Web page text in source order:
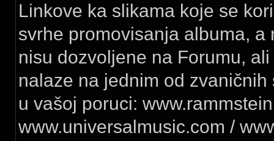
Linkove ka slikama koje se
svrhe promovisanja albuma,
nisu dozvoljene na Forumu,
nalaze na jednim od
u vašoj poruci:
www.universalmusic.com /